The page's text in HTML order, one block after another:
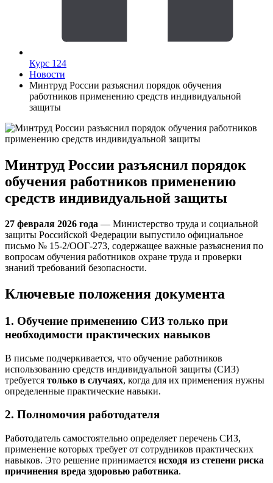
Курс 124
Новости
Минтруд России разъяснил порядок обучения
работников применению средств индивидуальной
защиты
Минтруд России разъяснил порядок
обучения работников применению
средств индивидуальной защиты
27 февраля 2026 года — Министерство труда и социальной
защиты Российской Федерации выпустило официальное
письмо № 15-2/ООГ-273, содержащее важные разъяснения по
вопросам обучения работников охране труда и проверки
знаний требований безопасности.
Ключевые положения документа
1. Обучение применению СИЗ только при
необходимости практических навыков
В письме подчеркивается, что обучение работников
использованию средств индивидуальной защиты (СИЗ)
требуется только в случаях, когда для их применения нужны
определенные практические навыки.
2. Полномочия работодателя
Работодатель самостоятельно определяет перечень СИЗ,
применение которых требует от сотрудников практических
навыков. Это решение принимается исходя из степени риска
причинения вреда здоровью работника.